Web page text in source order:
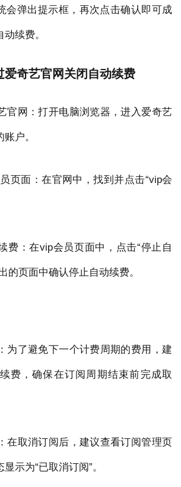
会弹出提示框，再次点击确认即可成
续费。
爱奇艺官网关闭自动续费
官网：打开电脑浏览器，进入爱奇艺
户。
页面：在官网中，找到并点击“vip会
费：在vip会员页面中，点击“停止自
的页面中确认停止自动续费。
为了避免下一个计费周期的费用，建
费，确保在订阅周期结束前完成取
在取消订阅后，建议查看订阅管理页
示为“已取消订阅”。